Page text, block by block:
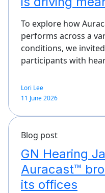
To explore how
performs across a
conditions, we
participants with
Lori Lee
11 June 2026
Blog post
GN Hearing
Auracast™
its offices